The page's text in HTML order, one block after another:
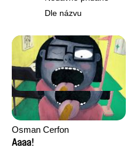
Dle názvu
Osman Cerfon
Aaaa!